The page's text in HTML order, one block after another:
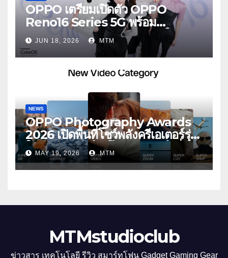
OPPO เตรียมเปิดตัว OPPO
Reno16 Series 5G พร้อม
ประกาศ BABYMONSTER ใน
ฐานะ Reno Girls ชวนสัมผัส
ประสบการณ์ถ่ายภาพมุมกว้างพิเศษที่
อัปเกรดไปอีกขั้น กับ 4 สี 4 เทรนดี้
JUN 18, 2026 MTM
NEWS
OPPO Photography Awards
2026 เปิดพื้นที่โชว์พลังครีเอเตอร์รุ่น
ใหม่ รับเทรนด์วิดีโอคอนเทนต์ เพิ่ม
หมวด “Super Video” ครั้งแรก
MAY 19, 2026 MTM
MTMstudioclub
ข่าวสาร เทคโนโลยี รีวิว สมาร์ทโฟน Gadget Gaming Gear